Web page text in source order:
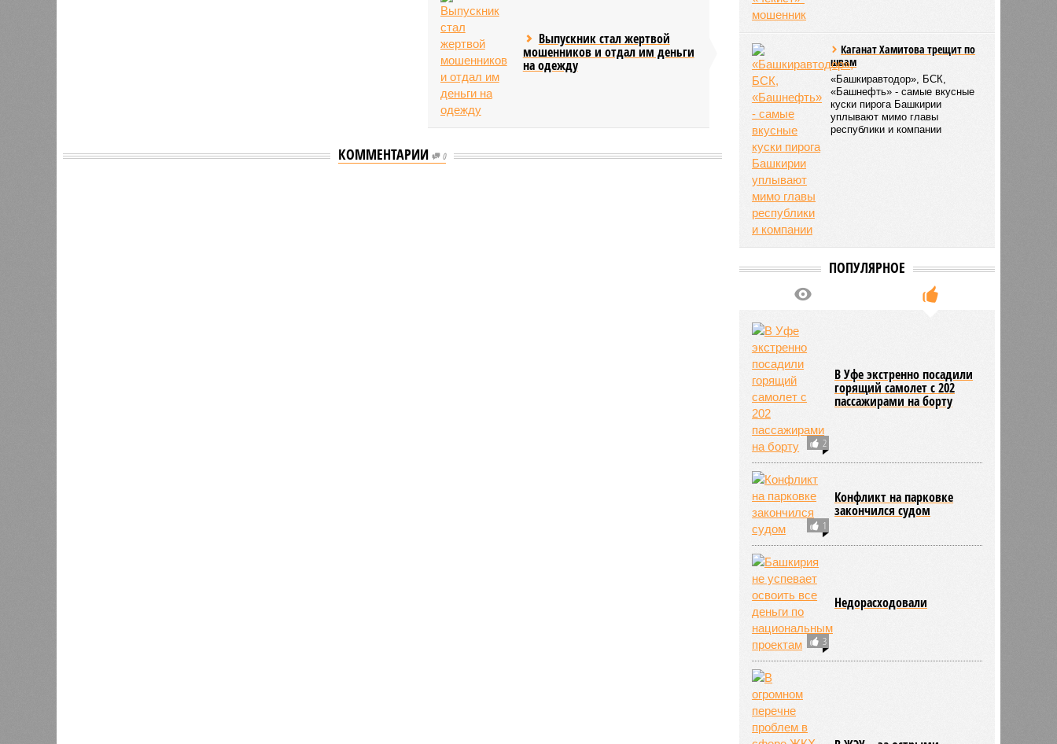
Выпускник стал жертвой
мошенников и отдал им деньги
на одежду
КОММЕНТАРИИ 0
Каганат Хамитова трещит по
швам
«Башкиравтодор», БСК,
«Башнефть» - самые вкусные
куски пирога Башкирии
уплывают мимо главы
республики и компании
ПОПУЛЯРНОЕ
2
В Уфе экстренно посадили
горящий самолет с 202
пассажирами на борту
1
Конфликт на парковке
закончился судом
3
Недорасходовали